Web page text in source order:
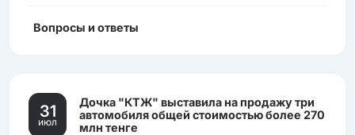
Вопросы и ответы
31
июл
Дочка "КТЖ" выставила на продажу три
автомобиля общей стоимостью более 270
млн тенге